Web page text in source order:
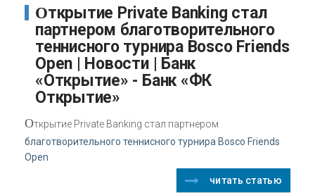
Открытие Private Banking стал
партнером благотворительного
теннисного турнира Bosco Friends
Open | Новости | Банк
«Открытие» - Банк «ФК
Открытие»
Открытие Private Banking стал партнером
благотворительного теннисного турнира Bosco Friends
Open
читать статью